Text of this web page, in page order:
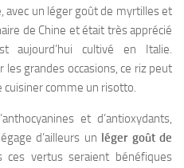
un léger goût de myrtilles et
de Chine et était très apprécié
aujourd’hui cultivé en Italie.
grandes occasions, ce riz peut
comme un risotto.
et d’antioxydants,
d’ailleurs un léger goût de
ces vertus seraient bénéfiques